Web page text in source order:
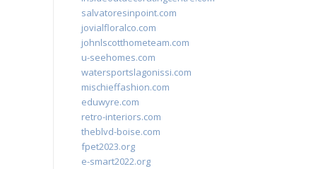
salvatoresinpoint.com
jovialfloralco.com
johnlscotthometeam.com
u-seehomes.com
watersportslagonissi.com
mischieffashion.com
eduwyre.com
retro-interiors.com
theblvd-boise.com
fpet2023.org
e-smart2022.org